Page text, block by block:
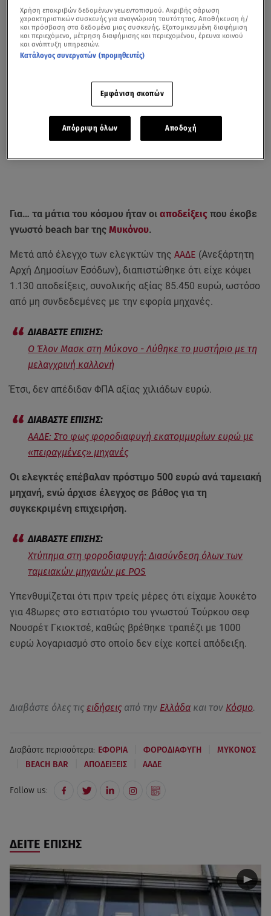
Για… τα μάτια του κόσμου ήταν οι αποδείξεις που έκοβε
γνωστό beach bar της Μυκόνου.
Μετά από έλεγχο των ελεγκτών της ΑΑΔΕ (Ανεξάρτητη
Αρχή Δημοσίων Εσόδων), διαπιστώθηκε ότι είχε κόψει
1.130 αποδείξεις, συνολικής αξίας 85.450 ευρώ, ωστόσο
από μη συνδεδεμένες με την εφορία μηχανές.
Ο Έλον Μασκ στη Μύκονο - Λύθηκε το μυστήριο με τη
μελαγχρινή καλλονή
Έτσι, δεν απέδιδαν ΦΠΑ αξίας χιλιάδων ευρώ.
ΑΑΔΕ: Στο φως φοροδιαφυγή εκατομμυρίων ευρώ με
«πειραγμένες» μηχανές
Οι ελεγκτές επέβαλαν πρόστιμο 500 ευρώ ανά ταμειακή
μηχανή, ενώ άρχισε έλεγχος σε βάθος για τη
συγκεκριμένη επιχειρήση.
Χτύπημα στη φοροδιαφυγή: Διασύνδεση όλων των
ταμειακών μηχανών με POS
Υπενθυμίζεται ότι πριν τρείς μέρες ότι είχαμε λουκέτο
για 48ωρες στο εστιατόριο του γνωστού Τούρκου σεφ
Νουσρέτ Γκιοκτσέ, καθώς βρέθηκε τραπέζι με 1000
ευρώ λογαριασμό στο οποίο δεν είχε κοπεί απόδειξη.
Διαβάστε όλες τις ειδήσεις από την Ελλάδα και τον Κόσμο.
Διαβάστε περισσότερα: ΕΦΟΡΙΑ ΦΟΡΟΔΙΑΦΥΓΗ ΜΥΚΟΝΟΣ
BEACH BAR ΑΠΟΔΕΙΞΕΙΣ ΑΑΔΕ
Follow us:
ΔΕΙΤΕ ΕΠΙΣΗΣ
Χρήση επακριβών δεδομένων γεωεντοπισμού. Ακριβής σάρωση
χαρακτηριστικών συσκευής για αναγνώριση ταυτότητας. Αποθήκευση ή/
και πρόσβαση στα δεδομένα μιας συσκευής. Εξατομικευμένη διαφήμιση
και περιεχόμενο, μέτρηση διαφήμισης και περιεχομένου, έρευνα κοινού
και ανάπτυξη υπηρεσιών.
Κατάλογος συνεργατών (προμηθευτές)
Εμφάνιση σκοπών
Απόρριψη όλων Αποδοχή